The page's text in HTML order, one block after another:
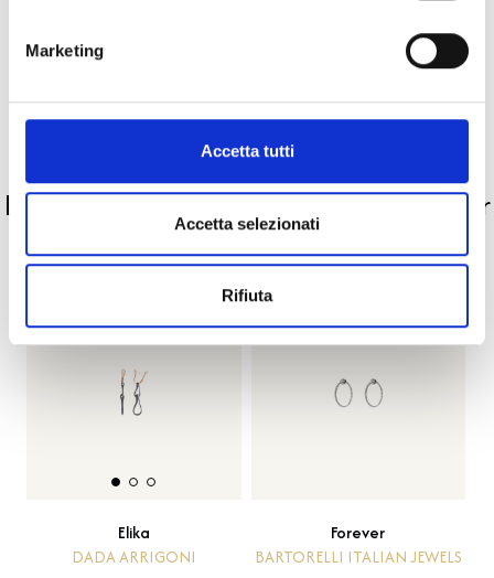
Marketing
Accetta tutti
Accetta selezionati
Rifiuta
Descrizione
Pietre preziose
La nostra selezione di prodotti scelti per
te
Elika
DADA ARRIGONI
Forever
BARTORELLI ITALIAN JEWELS